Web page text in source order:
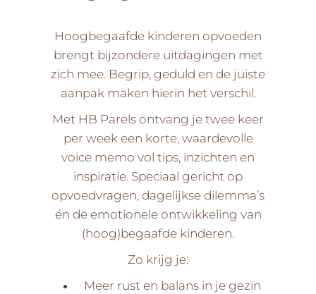
Hoogbegaafde kinderen opvoeden
brengt bijzondere uitdagingen met
zich mee. Begrip, geduld en de juiste
aanpak maken hierin het verschil.
Met HB Parels ontvang je twee keer
per week een korte, waardevolle
voice memo vol tips, inzichten en
inspiratie. Speciaal gericht op
opvoedvragen, dagelijkse dilemma’s
én de emotionele ontwikkeling van
(hoog)begaafde kinderen.
Zo krijg je:
Meer rust en balans in je gezin